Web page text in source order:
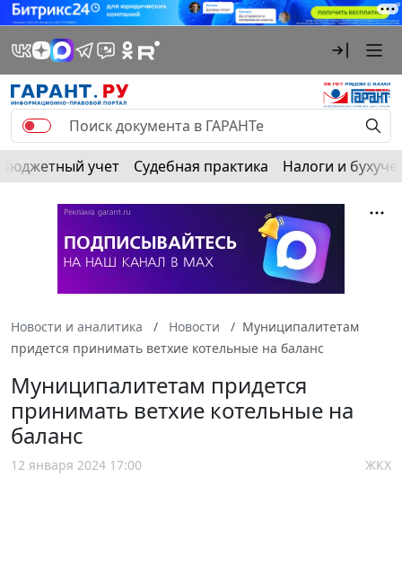
Бюджетный учет Судебная практика Налоги и
Новости и аналитика Новости
Муниципалитетам
придется принимать ветхие котельные на баланс
Муниципалитетам придется
принимать ветхие котельные на
баланс
12 января 2024 17:00 ЖКХ